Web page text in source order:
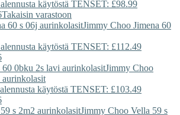
käytöstä TENSET: £98.99
Takaisin varastoon
Jimmy Choo Jimena 60
käytöstä TENSET: £112.49
Jimmy Choo
käytöstä TENSET: £103.49
Jimmy Choo Vella 59 s